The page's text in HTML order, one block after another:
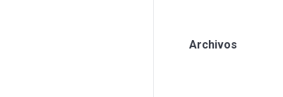
Archivos